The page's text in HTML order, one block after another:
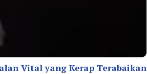
Vital yang Kerap Terabaikan